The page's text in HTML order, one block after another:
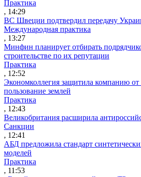
Практика
, 14:29
ВС Швеции подтвердил передачу
Международная практика
, 13:27
Минфин планирует отбирать
строительстве по их репутации
Практика
, 12:52
Экономколлегия защитила компанию от
пользование землей
Практика
, 12:43
Великобритания расширила
Санкции
, 12:41
АБД предложила стандарт
моделей
Практика
, 11:53